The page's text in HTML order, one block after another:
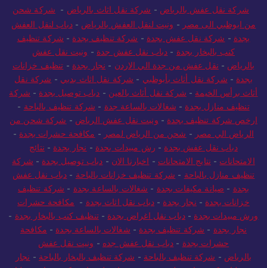
شركة نقل عفش بالرياض - شركة نقل اثاث بالرياض - شركة شحن
من ابوظبي الى مصر - ونيت لنقل العفش بالرياض -دباب لنقل العفش
بجدة - شركة نقل عفش بجدة - شركة تنظيف بجدة - شركة تنظيف
كنب بالبخار بجدة - دباب نقل عفش جدة - ونيت نقل عفش
بالرياض - نقل عفش من جدة الي الاردن - نجار بجدة - تنظيف خزانات
بجدة - شركة نقل أثاث بأبوظبي - شركة نقل اثاث بدبي - شركة نقل
أثاث برأس الخيمة - شركة نقل أثاث بالعين - دباب توصيل بجدة - شركة
تنظيف منازل بجدة - شغالات بالساعة جدة - شركة تنظيف بالباحة -
ارخص شركة تنظيف بجدة - ونيت نقل عفش الرياض - شركة شحن من
الرياض الي مصر - شحن من الرياض لمصر - مكافحة حشرات بجدة -
دباب نقل عفش بجدة - رش مبيدات بجدة - نجار بجدة - نتائج
الامتحانات - نتايج الامتحانات - اخبارنا الان - دباب توصيل بجدة - شركة
تنظيف منازل بالباحة - شركة تنظيف خزانات بالباحة - دباب نقل عفش
بجدة - صيانة مكيفات بجدة - شغالات بالساعة بجدة - شركة تنظيف
خزانات بجدة - نجار بجدة - دباب نقل اثاث بجدة - مكافحة حشرات
ورش مبيدات بجدة -دباب نقل اغراض بجدة -تنظيف كنب بالبخار بجدة -
نجار بجدة - شركة تنظيف بجدة - شغالات بالساعة بجدة - مكافحة
حشرات بجدة - دباب نقل عفش جده - ونيت نقل عفش
بالرياض - شركة تنظيف بالباحة - شركة تنظيف بالبخار بالباحة - نجار